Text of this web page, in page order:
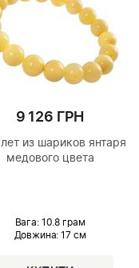
9 126 ГРН
из шариков янтаря
медового цвета
Вага: 10.8 грам
Довжина: 17 см